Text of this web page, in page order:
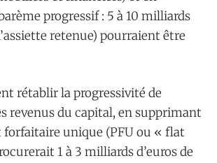
progressif : 5 à 10 milliards
retenue) pourraient être
rétablir la progressivité de
revenus du capital, en supprimant
forfaitaire unique (PFU ou « flat
1 à 3 milliards d’euros de